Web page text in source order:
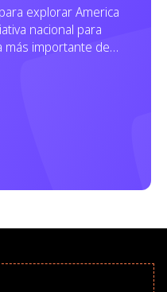
explorar America
nacional para
más importante de
en la historia de
participar su